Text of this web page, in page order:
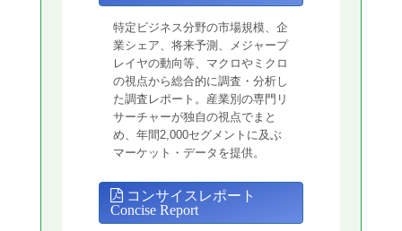
特定ビジネス分野の市場規模、企
業シェア、将来予測、メジャープ
レイヤの動向等、マクロやミクロ
の視点から総合的に調査・分析し
た調査レポート。産業別の専門リ
サーチャーが独自の視点でまと
め、年間2,000セグメントに及ぶ
マーケット・データを提供。
コンサイスレポート
Concise Report